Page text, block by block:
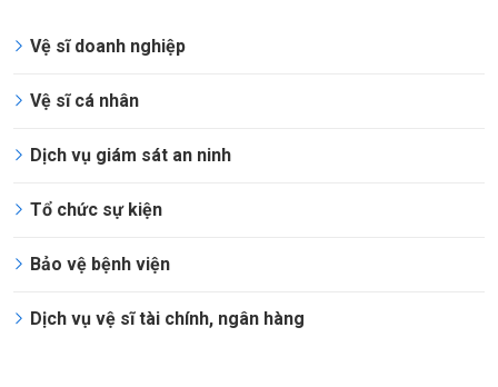
Vệ sĩ doanh nghiệp
Vệ sĩ cá nhân
Dịch vụ giám sát an ninh
Tổ chức sự kiện
Bảo vệ bệnh viện
Dịch vụ vệ sĩ tài chính, ngân hàng